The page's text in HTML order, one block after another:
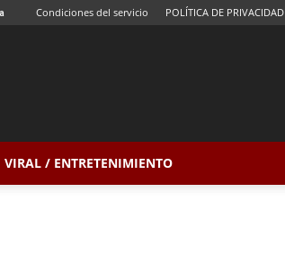
Condiciones del servicio POLÍTICA DE PRIVACIDAD
VIRAL / ENTRETENIMIENTO